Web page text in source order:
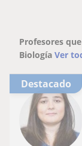
Profesores
Biología Ver
Destacado